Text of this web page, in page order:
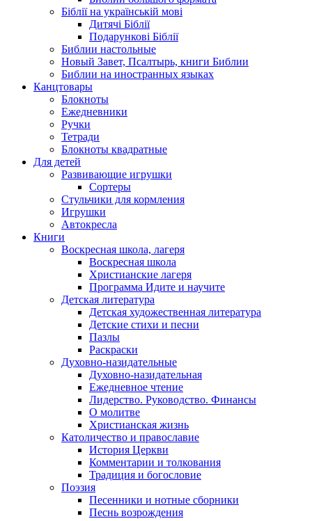
Біблії на українській мові
Дитячі Біблії
Подарункові Біблії
Библии настольные
Новый Завет, Псалтырь, книги Библии
Библии на иностранных языках
Канцтовары
Блокноты
Ежедневники
Ручки
Тетради
Блокноты квадратные
Для детей
Развивающие игрушки
Сортеры
Стульчики для кормления
Игрушки
Автокресла
Книги
Воскресная школа, лагеря
Воскресная школа
Христианские лагеря
Программа Идите и научите
Детская литература
Детская художественная литература
Детские стихи и песни
Пазлы
Раскраски
Духовно-назидательные
Духовно-назидательная
Ежедневное чтение
Лидерство. Руководство. Финансы
О молитве
Христианская жизнь
Католичество и православие
История Церкви
Комментарии и толкования
Традиция и богословие
Поэзия
Песенники и нотные сборники
Песнь возрождения